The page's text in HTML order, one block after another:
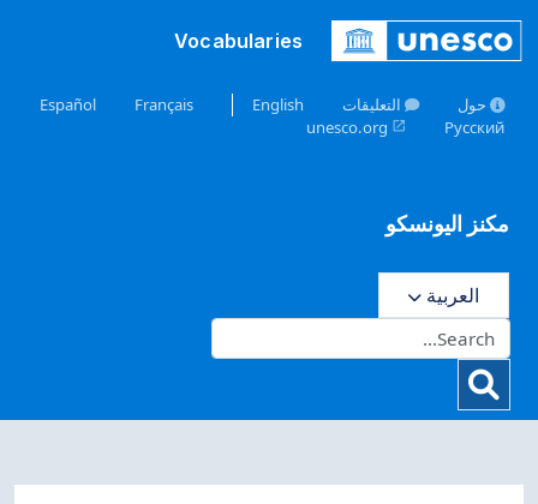
Vocabularies
حول التعليقات English
Français
Español
Русский
open_in_new
unesco.org
مكنز اليونسكو
العربية